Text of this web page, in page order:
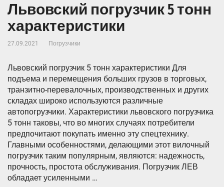
Львовский погрузчик 5 тонн
характеристики
27.09.2021 Погрузчики
Львовский погрузчик 5 тонн характеристики Для
подъема и перемещения больших грузов в торговых,
транзитно-перевалочных, производственных и других
складах широко используются различные
автопогрузчики. Характеристики львовского погрузчика
5 тонн таковы, что во многих случаях потребители
предпочитают покупать именно эту спецтехнику.
Главными особенностями, делающими этот вилочный
погрузчик таким популярным, являются: надежность,
прочность, простота обслуживания. Погрузчик ЛЕВ
обладает усиленными …